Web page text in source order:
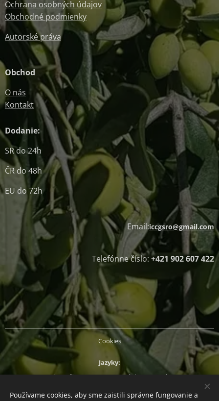
Ochrana osobných údajov
Obchodné podmienky
Autorské práva
Obchod
O nás
Kontakt
Dodanie:
SR do 24h
ČR do 48h
EU do 72h
Email:iccgsro@gmail.com
Telefónne číslo: +421 902 607 422
Cookies
Jazyky
Slovenčina
Magyar English Deutsch
Mena
Používame cookies, aby sme zaistili správne fungovanie a